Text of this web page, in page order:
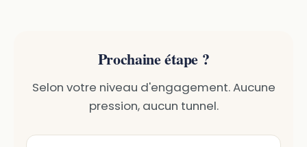
Prochaine étape ?
Selon votre niveau d'engagement. Aucune
pression, aucun tunnel.